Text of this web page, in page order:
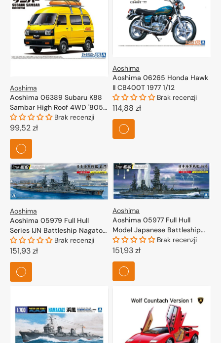
Aoshima
Aoshima 06389 Subaru K88
Sambar High Roof 4WD '805
1/24
Brak recenzji
Cena
regularna
99,52 zł
Aoshima
Aoshima 06265 Honda Hawk
II CB400T 1977 1/12
Brak recenzji
Cena
regularna
114,88 zł
Aoshima
Aoshima 05979 Full Hull
Series IJN Battleship Nagato
1945 1/700
Brak recenzji
Cena
regularna
151,93 zł
Aoshima
Aoshima 05977 Full Hull
Model Japanese Battleship
Fuso 1944 1/700Brak recenzji
Cena
regularna
151,93 zł